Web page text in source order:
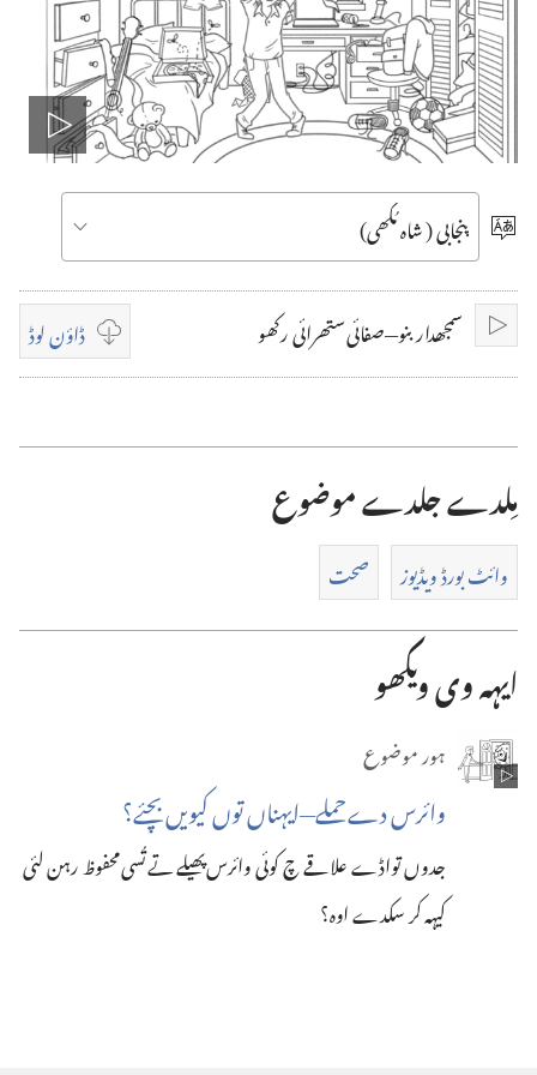
ویڈیو
زبان
چلاؤ
سمجھدار بنو—‏صفائی ستھرائی رکھو‏ ڈاؤن لوڈ ویڈیو
لوڈ
مِلدے جلدے موضوع
وائٹ بورڈ ویڈیوز صحت
ایہہ وی ویکھو
ہور موضوع
وائرس دے حملے—‏ایہناں توں کیویں بچئے؟‏
جدوں تواڈے علاقے چ کوئی وائرس پھیلے تے تُسی محفوظ رہن لئی
کیہہ کر سکدے اوہ؟‏